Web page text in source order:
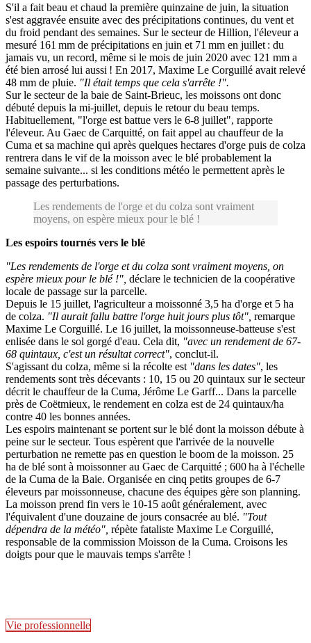
S'il a fait beau et chaud la première quinzaine de juin, la situation
s'est aggravée ensuite avec des précipitations continues, du vent et
du froid pendant des semaines. Sur le secteur de Hillion, l'éleveur a
mesuré 161 mm de précipitations en juin et 71 mm en juillet : du
jamais vu, un record, même si le mois de juin 2020 avec 121 mm a
été bien arrosé lui aussi ! En 2017, Maxime Le Corguillé avait relevé
48 mm de pluie. "Il était temps que cela s'arrête !".
Sur le secteur de la baie de Saint-Brieuc, les moissons ont donc
débuté depuis la mi-juillet, depuis le retour du beau temps.
Habituellement, "l'orge est battue vers le 6-8 juillet", rapporte
l'éleveur. Au Gaec de Carquitté, on fait appel au chauffeur de la
Cuma et sa machine qui après quelques hectares d'orge puis de colza
rentrera dans le vif de la moisson avec le blé probablement la
semaine suivante... si les conditions météo le permettent après le
passage des perturbations.
Les rendements de l'orge et du colza sont vraiment
moyens, on espère mieux pour le blé !
Les espoirs tournés vers le blé
"Les rendements de l'orge et du colza sont vraiment moyens, on
espère mieux pour le blé !", déclare le technicien de la coopérative
locale de passage sur la parcelle.
Depuis le 15 juillet, l'agriculteur a moissonné 3,5 ha d'orge et 5 ha
de colza. "Il aurait fallu battre l'orge huit jours plus tôt", remarque
Maxime Le Corguillé. Le 16 juillet, la moissonneuse-batteuse s'est
enlisée dans le sol gorgé d'eau. Cela dit, "avec un rendement de 67-
68 quintaux, c'est un résultat correct", conclut-il.
S'agissant du colza, même si la récolte est "dans les dates", les
rendements sont très décevants : 10, 15 ou 20 quintaux sur le secteur
décrit le chauffeur de la Cuma, Jérôme Le Garff... Dans la parcelle
près de Coëtmieux, le rendement en colza est de 24 quintaux/ha
contre 40 les bonnes années.
Les espoirs maintenant se portent sur le blé dont la moisson débute à
peine sur le secteur. Tous espèrent que l'arrivée de la nouvelle
perturbation ne remette pas en question le boom de la moisson. 25
ha de blé sont à moissonner au Gaec de Carquitté ; 600 ha à l'échelle
de la Cuma de la Baie. Organisée en cinq petits groupes de 6-7
éleveurs par moissonneuse, chacune des équipes gère son planning.
La moisson prend fin vers le 10-15 août généralement, avec
l'équivalent d'une douzaine de jours consacrée au blé. "Tout
dépendra de la météo", répète fataliste Maxime Le Corguillé,
responsable de la commission Moisson de la Cuma. Croisons les
doigts pour que le mauvais temps s'arrête !
Vie professionnelle